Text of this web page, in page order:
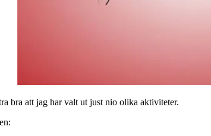
bra att jag har valt ut just nio olika aktiviteter.